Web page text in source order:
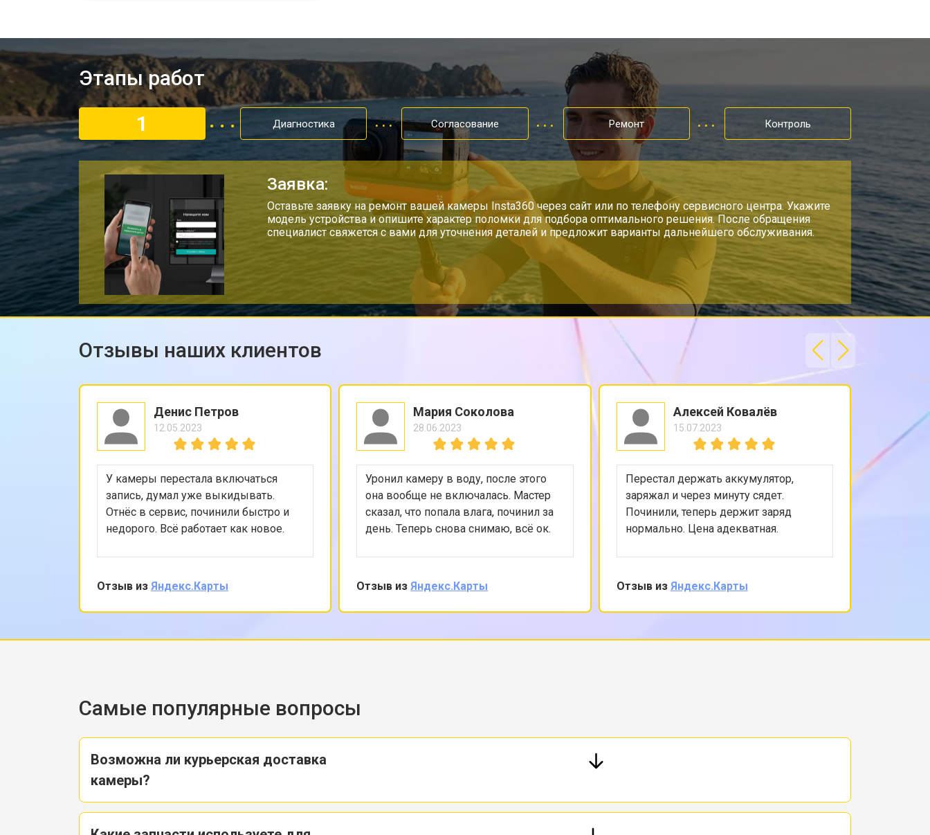
Этапы работ
1
Диагностика Согласование Ремонт Контроль
Заявка:
Оставьте заявку на ремонт вашей камеры Insta360 через сайт или по телефону сервисного центра. Укажите
модель устройства и опишите характер поломки для подбора оптимального решения. После обращения
специалист свяжется с вами для уточнения деталей и предложит варианты дальнейшего обслуживания.
Отзывы наших клиентов
Денис Петров
12.05.2023
У камеры перестала включаться
запись, думал уже выкидывать.
Отнёс в сервис, починили быстро и
недорого. Всё работает как новое.
Отзыв из Яндекс.Карты
Мария Соколова
28.06.2023
Уронил камеру в воду, после этого
она вообще не включалась. Мастер
сказал, что попала влага, починил за
день. Теперь снова снимаю, всё ок.
Отзыв изЯндекс.Карты
Алексей Ковалёв
15.07.2023
Перестал держать аккумулятор,
заряжал и через минуту сядет.
Починили, теперь держит заряд
нормально. Цена адекватная.
Отзыв из Яндекс.Карты
Самые популярные вопросы
Возможна ли курьерская доставка
камеры?